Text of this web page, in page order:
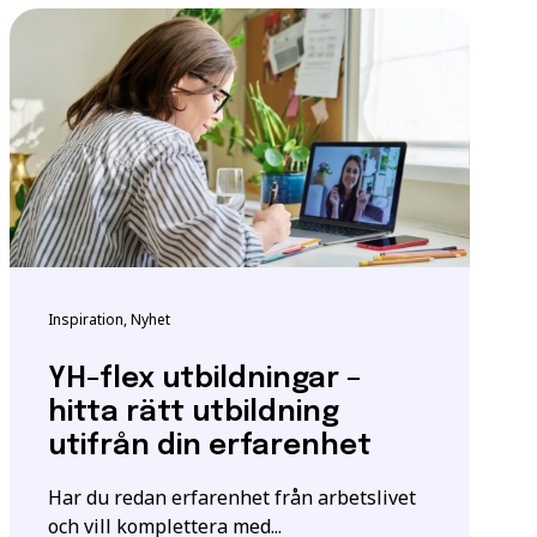
Inspiration, Nyhet
YH-flex utbildningar –
hitta rätt utbildning
utifrån din erfarenhet
Har du redan erfarenhet från arbetslivet
och vill komplettera med...
utbildningen.
för
för att säkerställa